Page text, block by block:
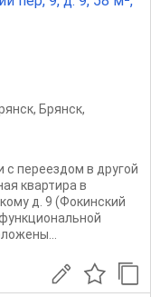
, Брянск,
с переездом в другой
квартиpа в
д. 9 (Фoкинcкий